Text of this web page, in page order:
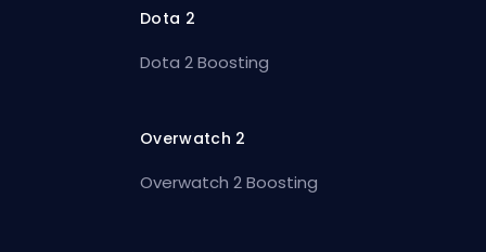
Dota 2
Dota 2 Boosting
Overwatch 2
Overwatch 2 Boosting